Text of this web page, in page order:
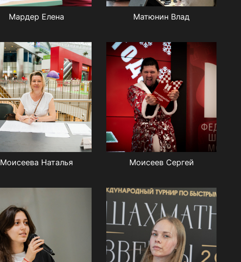
Мардер Елена Матюнин Влад
Моисеева Наталья Моисеев Сергей